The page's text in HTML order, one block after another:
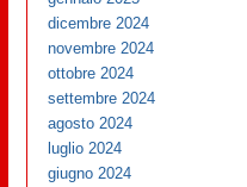
dicembre 2024
novembre 2024
ottobre 2024
settembre 2024
agosto 2024
luglio 2024
giugno 2024